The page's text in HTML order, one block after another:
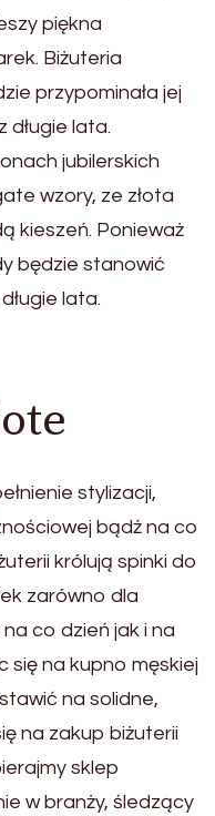
piękna
Biżuteria
przypominała jej
długie lata.
jubilerskich
wzory, ze złota
kieszeń. Ponieważ
będzie stanowić
lata.
stylizacji,
bądź na co
królują spinki do
zarówno dla
co dzień jak i na
się na kupno męskiej
na solidne,
na zakup biżuterii
sklep
w branży, śledzący